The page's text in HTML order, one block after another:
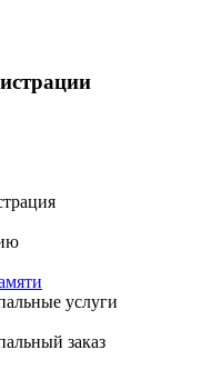
услуги
заказ